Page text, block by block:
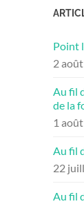
Point
2
Au fil
de la
1
Au fil
22
Au fil